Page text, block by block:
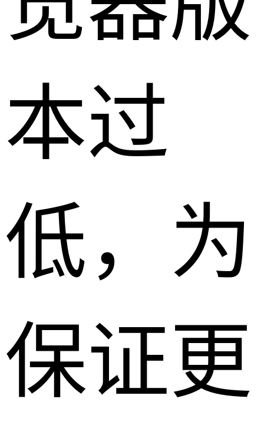
本过
低，为
保证更